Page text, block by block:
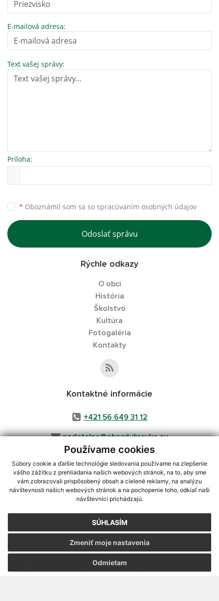
Používame cookies
Súbory cookie a ďalšie technológie sledovania používame na zlepšenie
vášho zážitku z prehliadania našich webových stránok, na to, aby sme
vám zobrazovali prispôsobený obsah a cielené reklamy, na analýzu
návštevnosti našich webových stránok a na pochopenie toho, odkiaľ naši
návštevníci prichádzajú.
SÚHLASÍM
Odmietam
Zmeniť moje nastavenia
E-mailová adresa:
Text vašej správy:
Príloha:
* Oboznámil som sa so spracúvaním osobných údajov
Odoslať správu
Rýchle odkazy
O obci
História
Školstvo
Kultúra
Fotogaléria
Kontakty
Kontaktné informácie
+421 56 649 31 12
podatelna@obecdubravka.eu
využite možnosť získavania aktuálnych informácií s využitím RSS
CMS systém (redakčný) systém ECHELON 2,Mapa stránok,web portál
webex.digital, s.r.o.,domény,registrácia domény
Posledná aktualizácia:05.08.2026
Vytlačiť stránku|Vyhlásenie o prístupnosti